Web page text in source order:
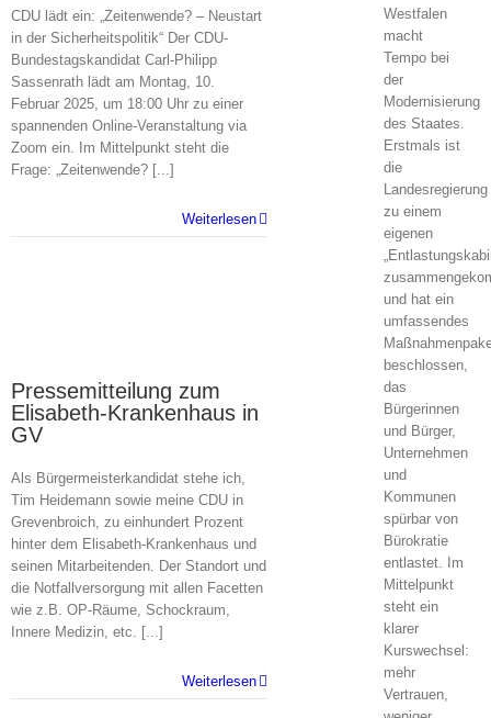
CDU lädt ein: „Zeitenwende? – Neustart
in der Sicherheitspolitik“ Der CDU-
Bundestagskandidat Carl-Philipp
Sassenrath lädt am Montag, 10.
Februar 2025, um 18:00 Uhr zu einer
spannenden Online-Veranstaltung via
Zoom ein. Im Mittelpunkt steht die
Frage: „Zeitenwende? [...]
Weiterlesen
Pressemitteilung zum
Elisabeth-Krankenhaus in
GV
Als Bürgermeisterkandidat stehe ich,
Tim Heidemann sowie meine CDU in
Grevenbroich, zu einhundert Prozent
hinter dem Elisabeth-Krankenhaus und
seinen Mitarbeitenden. Der Standort und
die Notfallversorgung mit allen Facetten
wie z.B. OP-Räume, Schockraum,
Innere Medizin, etc. [...]
Weiterlesen
Westfalen
macht
Tempo bei
der
Modernisierung
des Staates.
Erstmals ist
die
Landesregierung
zu einem
eigenen
und hat ein
umfassendes
beschlossen,
das
Bürgerinnen
und Bürger,
Unternehmen
und
Kommunen
spürbar von
Bürokratie
entlastet. Im
Mittelpunkt
steht ein
klarer
Kurswechsel:
mehr
Vertrauen,